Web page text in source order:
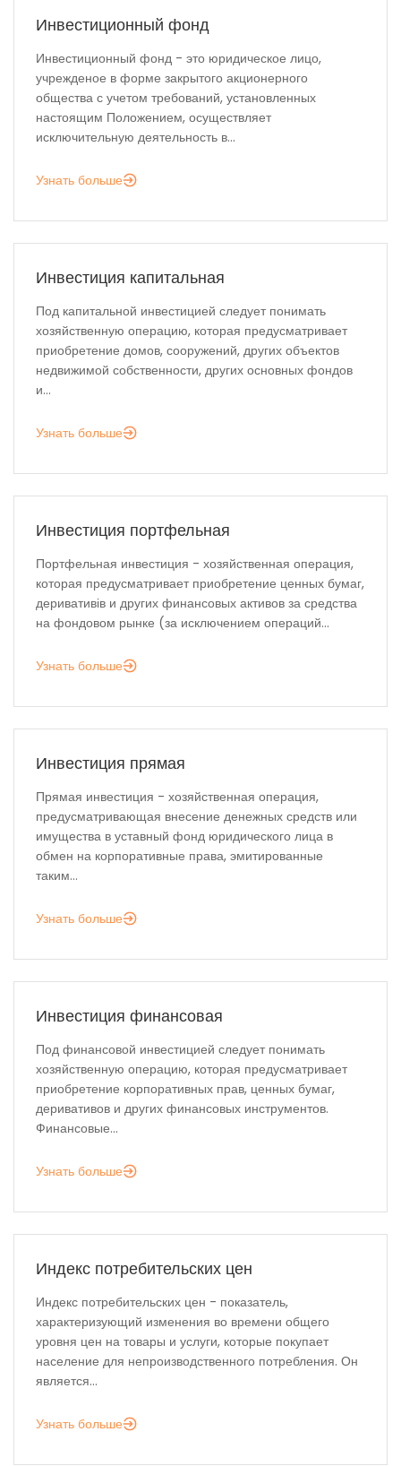
Инвестиционный фонд
Инвестиционный фонд - это юридическое лицо,
учрежденое в форме закрытого акционерного
общества с учетом требований, установленных
настоящим Положением, осуществляет
исключительную деятельность в...
Узнать больше
Инвестиция капитальная
Под капитальной инвестицией следует понимать
хозяйственную операцию, которая предусматривает
приобретение домов, сооружений, других объектов
недвижимой собственности, других основных фондов
и...
Узнать больше
Инвестиция портфельная
Портфельная инвестиция - хозяйственная операция,
которая предусматривает приобретение ценных бумаг,
деривативів и других финансовых активов за средства
на фондовом рынке (за исключением операций...
Узнать больше
Инвестиция прямая
Прямая инвестиция - хозяйственная операция,
предусматривающая внесение денежных средств или
имущества в уставный фонд юридического лица в
обмен на корпоративные права, эмитированные
таким...
Узнать больше
Инвестиция финансовая
Под финансовой инвестицией следует понимать
хозяйственную операцию, которая предусматривает
приобретение корпоративных прав, ценных бумаг,
деривативов и других финансовых инструментов.
Финансовые...
Узнать больше
Индекс потребительских цен
Индекс потребительских цен - показатель,
характеризующий изменения во времени общего
уровня цен на товары и услуги, которые покупает
население для непроизводственного потребления. Он
является...
Узнать больше